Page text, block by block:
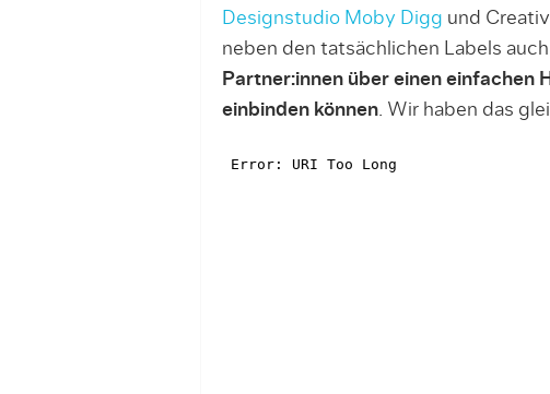
Designstudio Moby Digg und
neben den tatsächlichen Labels auch
Partner:innen über einen einfachen
einbinden können. Wir haben das